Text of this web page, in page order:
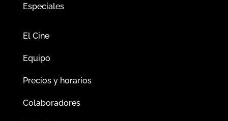
Especiales
El Cine
Equipo
Precios y horarios
Colaboradores